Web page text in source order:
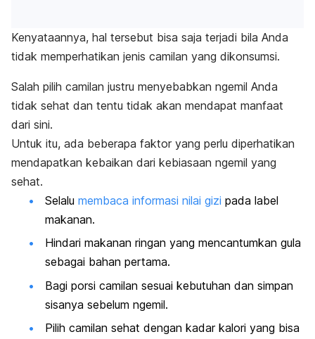
Kenyataannya, hal tersebut bisa saja terjadi bila Anda
tidak memperhatikan jenis camilan yang dikonsumsi.
Salah pilih camilan justru menyebabkan ngemil Anda
tidak sehat dan tentu tidak akan mendapat manfaat
dari sini.
Untuk itu, ada beberapa faktor yang perlu diperhatikan
mendapatkan kebaikan dari kebiasaan ngemil yang
sehat.
Selalu membaca informasi nilai gizi pada label
makanan.
Hindari makanan ringan yang mencantumkan gula
sebagai bahan pertama.
Bagi porsi camilan sesuai kebutuhan dan simpan
sisanya sebelum ngemil.
Pilih camilan sehat dengan kadar kalori yang bisa